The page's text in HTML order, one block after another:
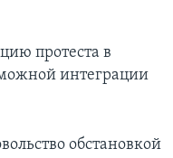
протеста в
интеграции
обстановкой